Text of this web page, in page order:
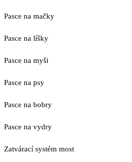
Pasce na mačky
Pasce na líšky
Pasce na myši
Pasce na psy
Pasce na bobry
Pasce na vydry
Zatvárací systém most